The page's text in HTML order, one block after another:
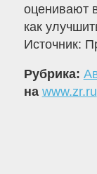
оценивают
как
Источник:
Рубрика:
на www.zr.ru